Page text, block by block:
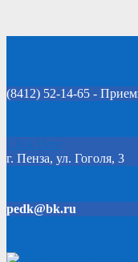
(8412) 52-14-65 -
Click Here
г. Пенза, ул. Гоголя, 3
pedk@bk.ru